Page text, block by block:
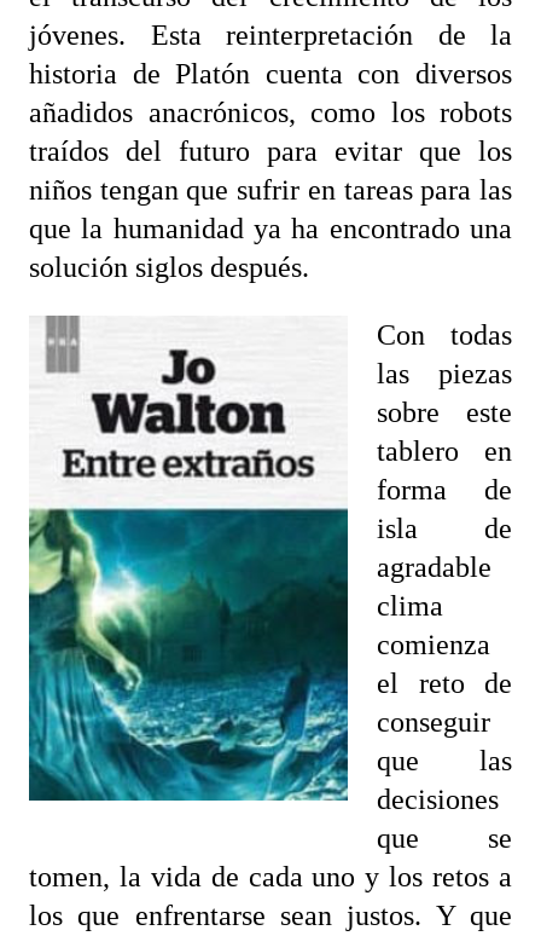
jóvenes. Esta reinterpretación de la
historia de Platón cuenta con diversos
añadidos anacrónicos, como los robots
traídos del futuro para evitar que los
niños tengan que sufrir en tareas para las
que la humanidad ya ha encontrado una
solución siglos después.
Con todas
las piezas
sobre este
tablero en
forma de
isla de
agradable
clima
comienza
el reto de
conseguir
que las
decisiones
que se
tomen, la vida de cada uno y los retos a
los que enfrentarse sean justos. Y que